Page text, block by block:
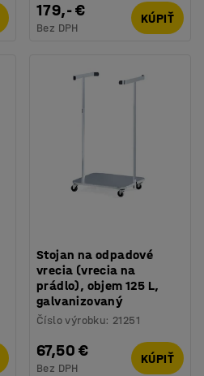
179,- €
Bez DPH
KÚPIŤ
Stojan na odpadové
vrecia (vrecia na
prádlo), objem 125 L,
galvanizovaný
Číslo výrobku: 21251
67,50 €
Bez DPH
KÚPIŤ